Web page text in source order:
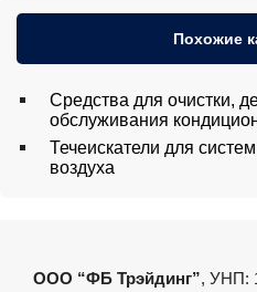
Похожие
Средства для очистки,
обслуживания
Течеискатели для
воздуха
ООО “ФБ Трэйдинг”, УНП: